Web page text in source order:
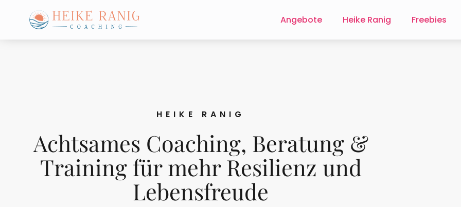
Angebote Heike Ranig Freebies
HEIKE RANIG
Achtsames Coaching, Beratung &
Training für mehr Resilienz und
Lebensfreude